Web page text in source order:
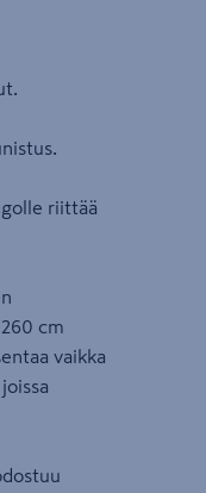
riittää
cm
vaikka